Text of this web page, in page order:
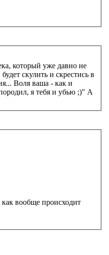
который уже давно не
скулить и скрестись в
Воля ваша - как и
я тебя и убью ;)" А
вообще происходит